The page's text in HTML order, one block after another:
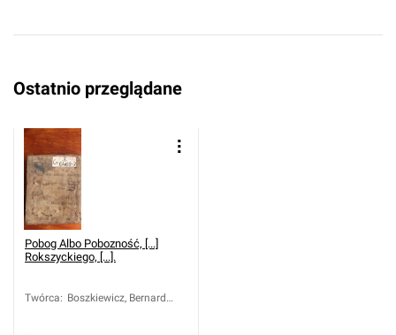
Ostatnio przeglądane
Pobog Albo Pobozność, [...]
Rokszyckiego, [...].
Twórca: Boszkiewicz, Bernard